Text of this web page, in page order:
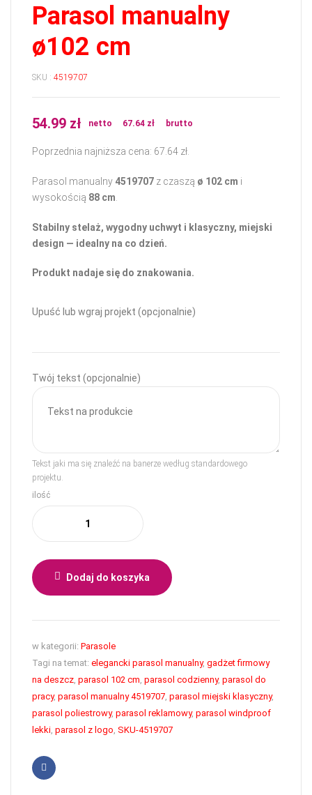
Parasol manualny
ø102 cm
SKU : 4519707
54.99 zł netto 67.64 zł brutto
Poprzednia najniższa cena: 67.64 zł
Parasol manualny 4519707 z czaszą ø 102 cm i
wysokością 88 cm
Stabilny stelaż, wygodny uchwyt i klasyczny, miejski
design — idealny na co dzień.
Produkt nadaje się do znakowania.
Upuść lub wgraj projekt (opcjonalnie)
Twój tekst (opcjonalnie)
Tekst jaki ma się znaleźć na banerze według standardowego
projektu.
ilość
Dodaj do koszyka
w kategorii: Parasole
Tagi na temat: elegancki parasol manualny, gadżet firmowy
na deszcz, parasol 102 cm, parasol codzienny, parasol do
pracy, parasol manualny 4519707, parasol miejski klasyczny,
parasol poliestrowy, parasol reklamowy, parasol windproof
lekki, parasol z logo, SKU-4519707
Facebook